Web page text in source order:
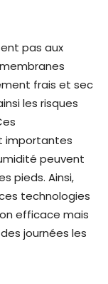
pas aux
frais et sec
les risques
importantes
peuvent
pieds. Ainsi,
technologies
efficace mais
journées les